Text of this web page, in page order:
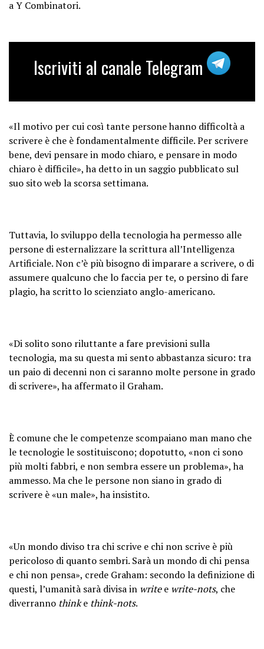
a Y Combinatori.
Iscriviti al canale Telegram
«Il motivo per cui così tante persone hanno difficoltà a
scrivere è che è fondamentalmente difficile. Per scrivere
bene, devi pensare in modo chiaro, e pensare in modo
chiaro è difficile», ha detto in un saggio pubblicato sul
suo sito web la scorsa settimana.
Tuttavia, lo sviluppo della tecnologia ha permesso alle
persone di esternalizzare la scrittura all’Intelligenza
Artificiale. Non c’è più bisogno di imparare a scrivere, o di
assumere qualcuno che lo faccia per te, o persino di fare
plagio, ha scritto lo scienziato anglo-americano.
«Di solito sono riluttante a fare previsioni sulla
tecnologia, ma su questa mi sento abbastanza sicuro: tra
un paio di decenni non ci saranno molte persone in grado
di scrivere», ha affermato il Graham.
È comune che le competenze scompaiano man mano che
le tecnologie le sostituiscono; dopotutto, «non ci sono
più molti fabbri, e non sembra essere un problema», ha
ammesso. Ma che le persone non siano in grado di
scrivere è «un male», ha insistito.
«Un mondo diviso tra chi scrive e chi non scrive è più
pericoloso di quanto sembri. Sarà un mondo di chi pensa
e chi non pensa», crede Graham: secondo la definizione di
questi, l’umanità sarà divisa in writee write-nots, che
diverranno thinke think-nots.